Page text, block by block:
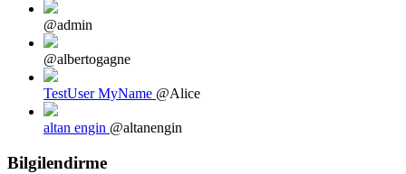
@admin
@albertogagne
TestUser MyName @Alice
altan engin @altanengin
Bilgilendirme